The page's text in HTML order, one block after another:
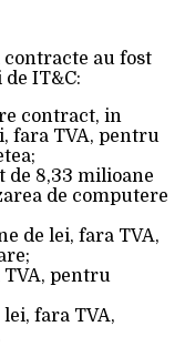
au fost
IT&C:
contract, in
fara TVA, pentru
de 8,33 milioane
de computere
de lei, fara TVA,
pentru
fara TVA,